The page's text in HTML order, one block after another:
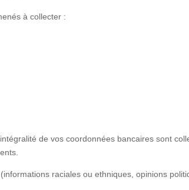
à collecter :
de vos coordonnées bancaires sont
raciales ou ethniques, opinions